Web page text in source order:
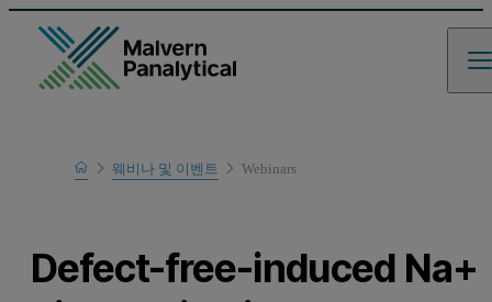
Home
Learn
웨비나 및 이벤트 Webinars
Defect-free-induced Na+